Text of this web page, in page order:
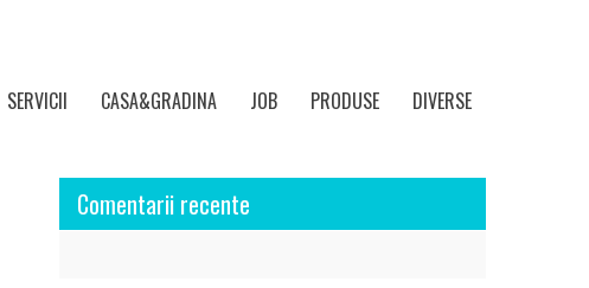
SERVICII CASA&GRADINA JOB PRODUSE DIVERSE
Comentarii recente